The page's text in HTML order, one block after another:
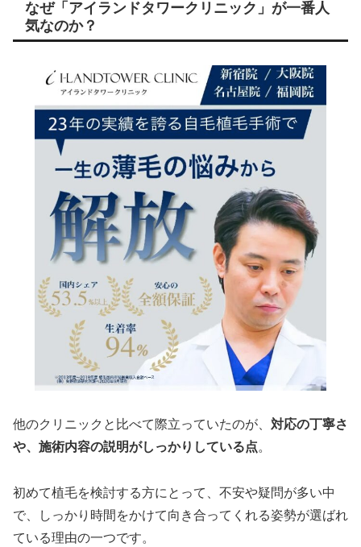
なぜ「アイランドタワークリニック」が一番人
気なのか？
他のクリニックと比べて際立っていたのが、 対応の丁寧さ
や、施術内容の説明がしっかりしている点。
初めて植毛を検討する方にとって、不安や疑問が多い中
で、しっかり時間をかけて向き合ってくれる姿勢が選ばれ
ている理由の一つです。